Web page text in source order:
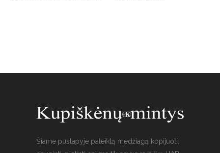
Šiame puslapyje pateiktą medžiagą kopijuoti,